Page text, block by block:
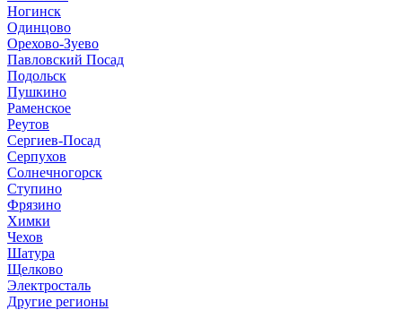
Ногинск
Одинцово
Орехово-Зуево
Павловский Посад
Подольск
Пушкино
Раменское
Реутов
Сергиев-Посад
Серпухов
Солнечногорск
Ступино
Фрязино
Химки
Чехов
Шатура
Щелково
Электросталь
Другие регионы